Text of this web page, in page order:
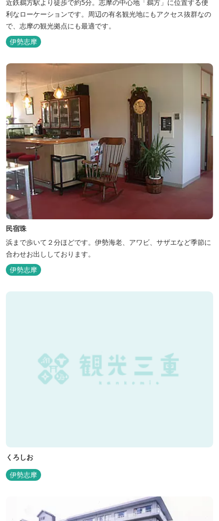
近鉄鵜方駅より徒歩で約5分。志摩の中心地「鵜方」に位置する便
利なローケーションです。周辺の有名観光地にもアクセス抜群なの
で、志摩の観光拠点にも最適です。
伊勢志摩
民宿珠
浜まで歩いて２分ほどです。伊勢海老、アワビ、サザエなど季節に
合わせお出ししております。
伊勢志摩
くろしお
伊勢志摩